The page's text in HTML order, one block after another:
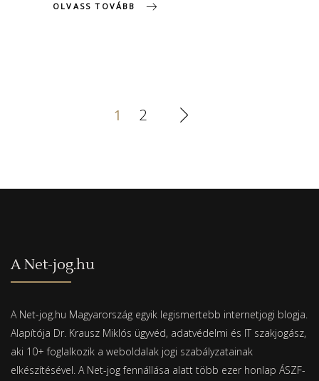
OLVASS TOVÁBB
1 2
A Net-jog.hu
A Net-jog.hu Magyarország egyik legismertebb internetjogi blogja.
Alapítója Dr. Krausz Miklós ügyvéd, adatvédelmi és IT szakjogász,
aki 10+ foglalkozik a weboldalak jogi szabályzatainak
elkészítésével. A Net-jog fennállása alatt több ezer honlap ÁSZF-